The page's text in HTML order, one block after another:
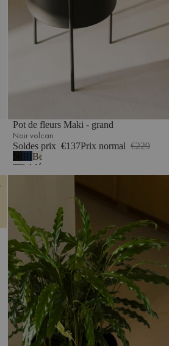
Pot de fleurs Maki - grand
Noir volcan
Soldes prix €137Prix normal €229
Noir
volcan
Bleu
atlantique
Beige
désertique